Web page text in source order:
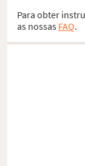
Para obter
as nossas FAQ.